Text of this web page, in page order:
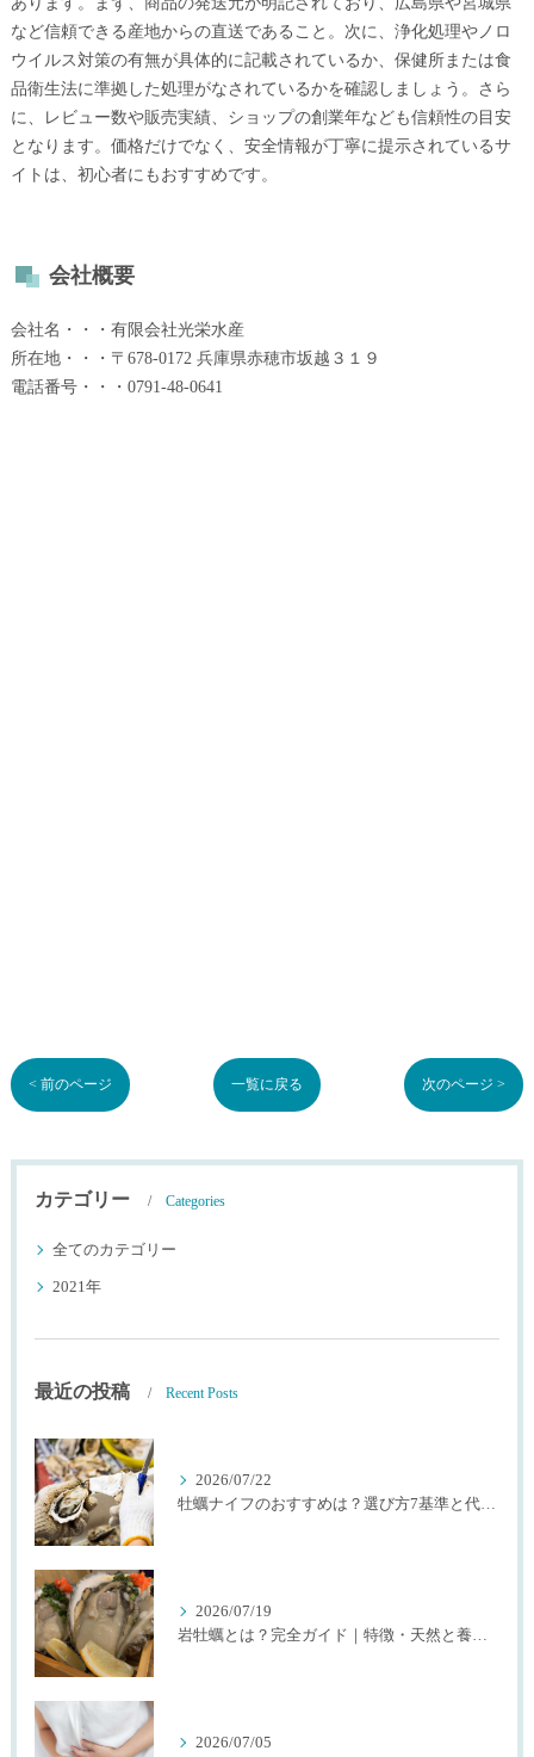
など信頼できる産地からの直送であること。次に、浄化処理やノロ
ウイルス対策の有無が具体的に記載されているか、保健所または食
品衛生法に準拠した処理がなされているかを確認しましょう。さら
に、レビュー数や販売実績、ショップの創業年なども信頼性の目安
となります。価格だけでなく、安全情報が丁寧に提示されているサ
イトは、初心者にもおすすめです。
会社概要
会社名・・・有限会社光栄水産
所在地・・・〒678-0172 兵庫県赤穂市坂越３１９
電話番号・・・0791-48-0641
< 前のページ 一覧に戻る 次のページ >
カテゴリー Categories
全てのカテゴリー
2021年
最近の投稿 Recent Posts
2026/07/22
牡蠣ナイフのおすすめは？選び方7基準と代用品を生産者が解説
2026/07/19
2026/07/05